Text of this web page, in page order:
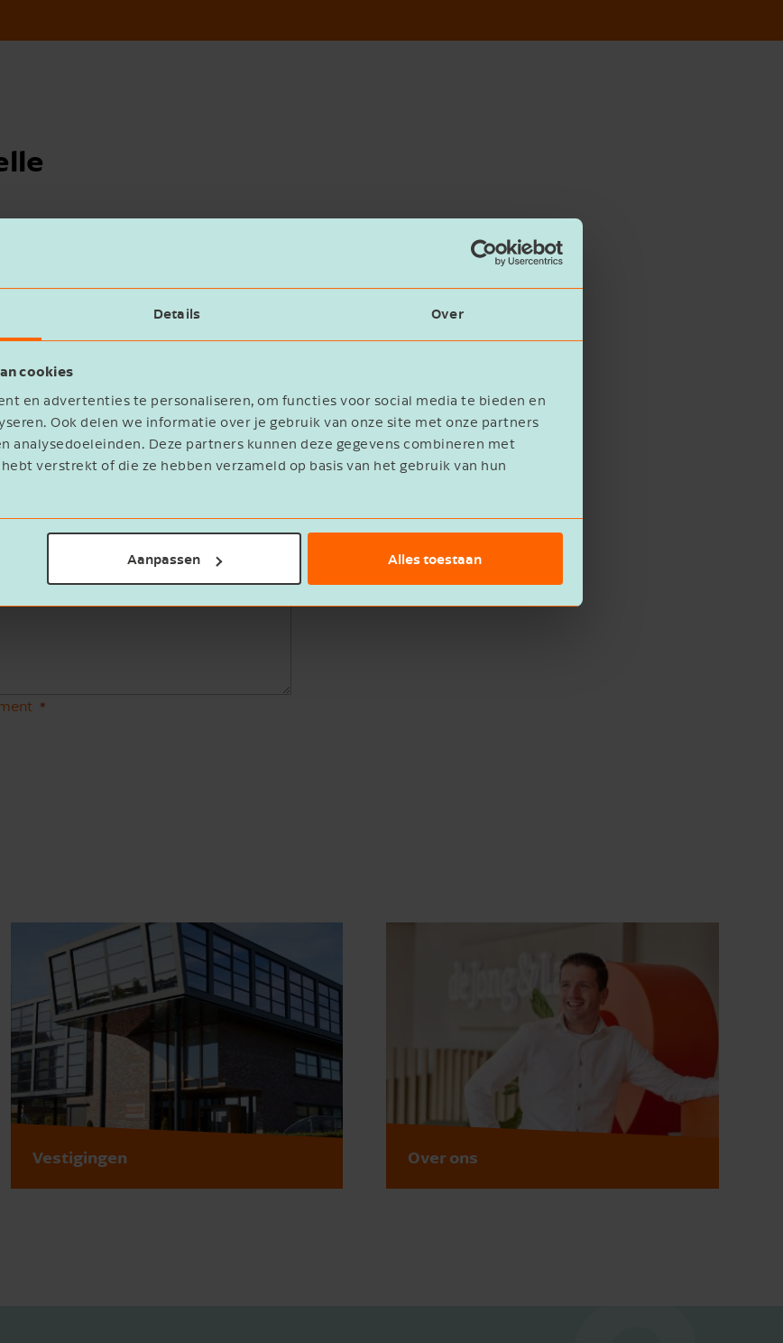
Details Over
cookies
en advertenties te personaliseren, om functies voor social media te bieden en
Ook delen we informatie over je gebruik van onze site met onze partners
analysedoeleinden. Deze partners kunnen deze gegevens combineren met
verstrekt of die ze hebben verzameld op basis van het gebruik van hun
Aanpassen Alles toestaan
Vestigingen Over ons